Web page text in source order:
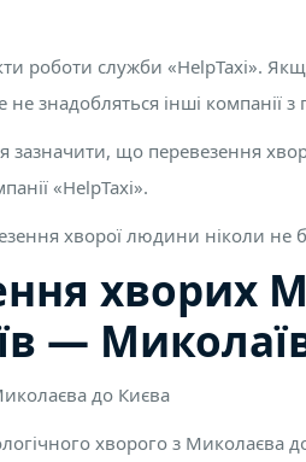
роботи служби «HelpTaxi».
не знадобляться інші компанії
зазначити, що перевезення
«HelpTaxi».
хворої людини ніколи не
хворих
—
до Києва
хворого з Миколаєва